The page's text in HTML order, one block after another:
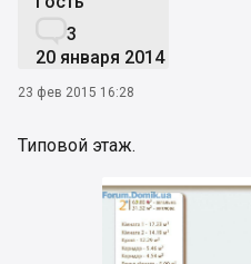
3
20 января 2014
23 фев 2015 16:28
Типовой этаж.